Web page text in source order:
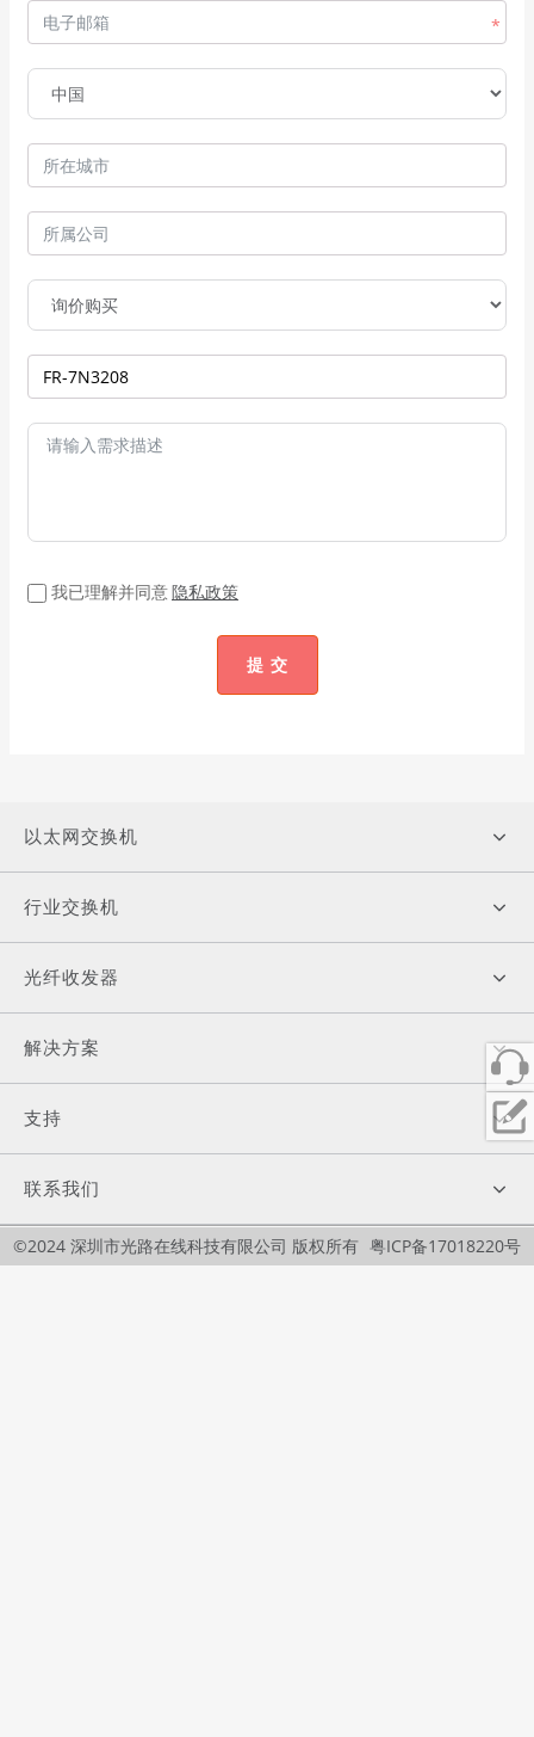
我已理解并同意隐私政策
提 交
以太网交换机
行业交换机
光纤收发器
解决方案
支持
联系我们
©2024 深圳市光路在线科技有限公司 版权所有 粤ICP备17018220号